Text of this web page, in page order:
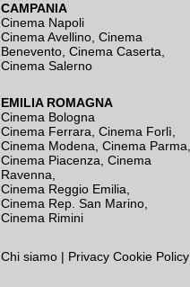
CAMPANIA
Cinema Napoli
Cinema Avellino Cinema
Benevento Cinema Caserta
Cinema Salerno
EMILIA ROMAGNA
Cinema Bologna
Cinema Ferrara Cinema Forlì
Cinema Modena Cinema Parma
Cinema Piacenza Cinema
Ravenna
Cinema Reggio Emilia
Cinema Rep. San Marino
Cinema Rimini
Chi siamo | Privacy Cookie Policy